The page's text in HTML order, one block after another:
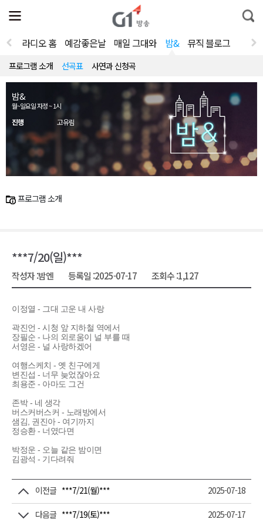
전
체
뉴
열
통
합
라디오 홈 예감좋은날 매일 그대와 밤& 뮤직 블로그
프로그램 소개 선곡표 사연과 신청곡
밤&
월~일요일 자정 ~ 1시
진행 고유림
프로그램 소개
***7/20(일)***
작성자 :밤엔 등록일 :2025-07-17 조회수 :1,127
이정열 - 그대 고운 내 사랑
곽진언 - 시청 앞 지하철 역에서
장필순 - 나의 외로움이 널 부를 때
서영은 - 널 사랑하겠어
여행스케치 - 옛 친구에게
변진섭 - 너무 늦었잖아요
최용준 - 아마도 그건
존박 - 네 생각
버스커버스커 - 노래방에서
샘김, 권진아 - 여기까지
정승환 - 너였다면
박정운 - 오늘 같은 밤이면
김광석 - 기다려줘
이전글 ***7/21(월)*** 2025-07-18
다음글 ***7/19(토)*** 2025-07-17